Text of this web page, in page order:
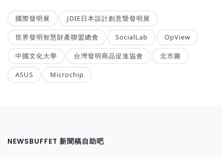
國際發明展 JDIE日本設計創意暨發明展
世界發明智慧財產聯盟總會 SocialLab OpView
中國文化大學 台灣發明商品促進協會 北市圖
ASUS Microchip
NEWSBUFFET 新聞稿自助吧